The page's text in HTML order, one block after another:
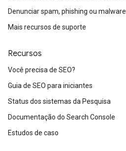
Denunciar spam, phishing ou malware
Mais recursos de suporte
Recursos
Você precisa de SEO?
Guia de SEO para iniciantes
Status dos sistemas da Pesquisa
Documentação do Search Console
Estudos de caso